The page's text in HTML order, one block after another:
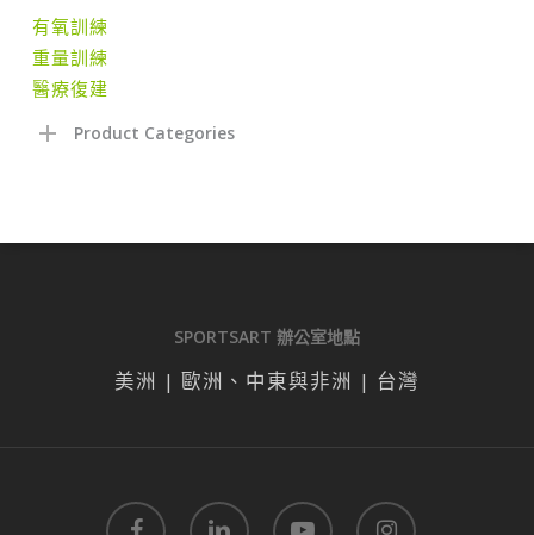
有氧訓練
重量訓練
醫療復建
Product Categories
SPORTSART 辦公室地點
美洲 | 歐洲、中東與非洲 | 台灣
facebook linkedin youtube instagram